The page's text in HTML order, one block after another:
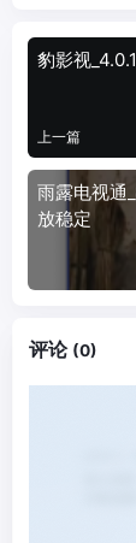
豹影视
上一篇
雨露电视通
放稳定
评论 (0)